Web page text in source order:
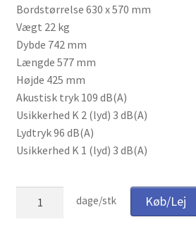
Tak for dit køb
Telefon 81 52 89 82
Test
Tjen penge ved at udleje dine maskiner
Udlejning
Bordstørrelse 630 x 570 mm
Vægt 22 kg
Dybde 742 mm
Længde 577 mm
Højde 425 mm
Akustisk tryk 109 dB(A)
Usikkerhed K 2 (lyd) 3 dB(A)
Lydtryk 96 dB(A)
Usikkerhed K 1 (lyd) 3 dB(A)
dage/stk Køb/Lej